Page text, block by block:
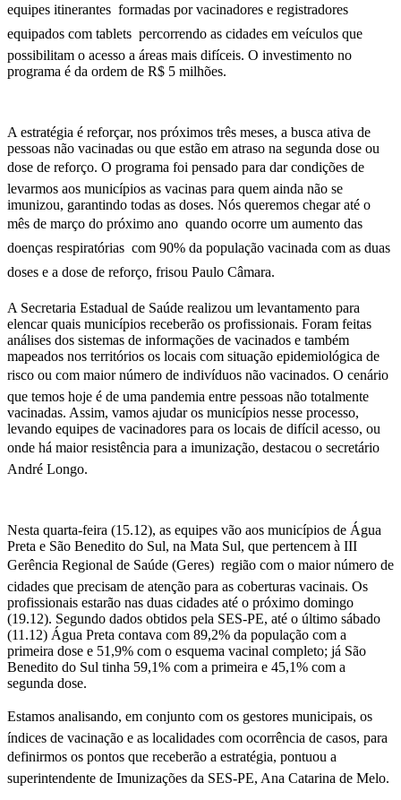
equipes itinerantes  formadas por vacinadores e registradores
equipados com tablets  percorrendo as cidades em veículos que
possibilitam o acesso a áreas mais difíceis. O investimento no
programa é da ordem de R$ 5 milhões.
A estratégia é reforçar, nos próximos três meses, a busca ativa de
pessoas não vacinadas ou que estão em atraso na segunda dose ou
dose de reforço. O programa foi pensado para dar condições de
levarmos aos municípios as vacinas para quem ainda não se
imunizou, garantindo todas as doses. Nós queremos chegar até o
mês de março do próximo ano  quando ocorre um aumento das
doenças respiratórias  com 90% da população vacinada com as duas
doses e a dose de reforço, frisou Paulo Câmara.
A Secretaria Estadual de Saúde realizou um levantamento para
elencar quais municípios receberão os profissionais. Foram feitas
análises dos sistemas de informações de vacinados e também
mapeados nos territórios os locais com situação epidemiológica de
risco ou com maior número de indivíduos não vacinados. O cenário
que temos hoje é de uma pandemia entre pessoas não totalmente
vacinadas. Assim, vamos ajudar os municípios nesse processo,
levando equipes de vacinadores para os locais de difícil acesso, ou
onde há maior resistência para a imunização, destacou o secretário
André Longo.
Nesta quarta-feira (15.12), as equipes vão aos municípios de Água
Preta e São Benedito do Sul, na Mata Sul, que pertencem à III
Gerência Regional de Saúde (Geres)  região com o maior número de
cidades que precisam de atenção para as coberturas vacinais. Os
profissionais estarão nas duas cidades até o próximo domingo
(19.12). Segundo dados obtidos pela SES-PE, até o último sábado
(11.12) Água Preta contava com 89,2% da população com a
primeira dose e 51,9% com o esquema vacinal completo; já São
Benedito do Sul tinha 59,1% com a primeira e 45,1% com a
segunda dose.
Estamos analisando, em conjunto com os gestores municipais, os
índices de vacinação e as localidades com ocorrência de casos, para
definirmos os pontos que receberão a estratégia, pontuou a
superintendente de Imunizações da SES-PE, Ana Catarina de Melo.